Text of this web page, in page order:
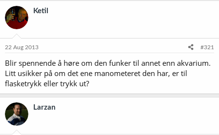
å
d
s
a
r
e
r
r
a
Ketil
22 Aug 2013 #321
Blir spennende å høre om den funker til annet enn akvarium.
Litt usikker på om det ene manometeret den har, er til
flasketrykk eller trykk ut?
Larzan